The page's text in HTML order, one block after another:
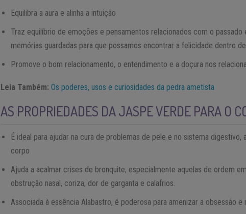
Equilibra a aura e alinha a intuição
Traz equilíbrio de emoções e pensamentos relacionados com o
memórias guardadas para que possamos encontrar a felicidade dentro
Promove o bom relacionamento, o entendimento e a doçura nos
Leia Também: Os poderes, usos e curiosidades da pedra ametista
AS PROPRIEDADES DA JASPE VERDE PARA O
É ideal para ajudar na cura de problemas de pele e no sistema
corpo
Ajuda a acalmar crises de bronquite, especialmente aquelas de ordem
obstrução nasal, coriza, dor de garganta e calafrios.
Associada à essência Alabastro, é poderosa para amenizar a obsessão e